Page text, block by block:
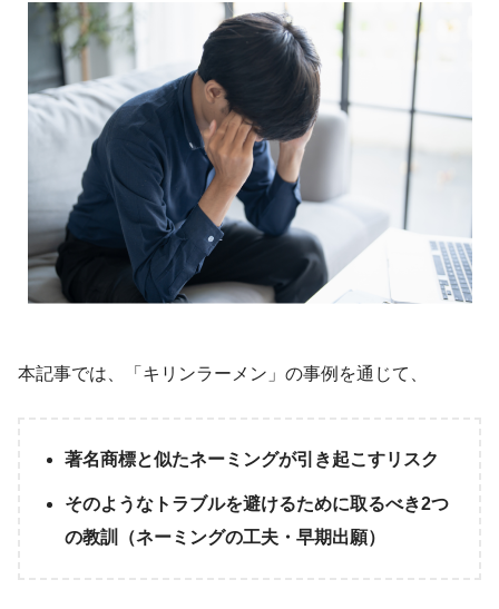
本記事では、「キリンラーメン」の事例を通じて、
著名商標と似たネーミングが引き起こすリスク
そのようなトラブルを避けるために取るべき2つ
の教訓（ネーミングの工夫・早期出願）